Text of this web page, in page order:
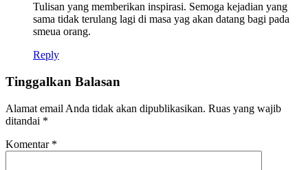
Tulisan yang memberikan inspirasi. Semoga kejadian yang
sama tidak terulang lagi di masa yag akan datang bagi pada
smeua orang.
Reply
Tinggalkan Balasan
Alamat email Anda tidak akan dipublikasikan. Ruas yang wajib
ditandai *
Komentar *